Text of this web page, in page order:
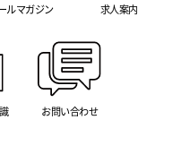
ルマガジン 求人案内
お問い合わせ